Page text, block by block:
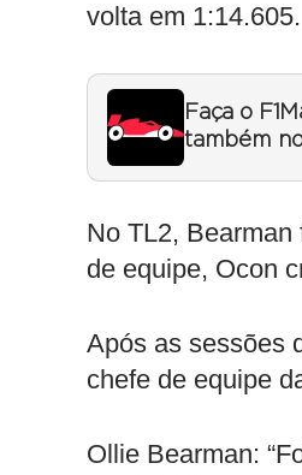
volta em 1:14.605.
Faça o
também
No TL2, Bearman
de equipe, Ocon
Após as sessões
chefe de equipe
Ollie Bearman: